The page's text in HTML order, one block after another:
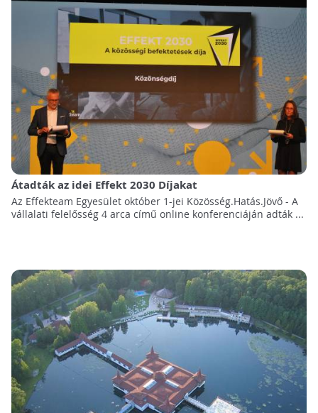
Átadták az idei Effekt 2030 Díjakat
Az Effekteam Egyesület október 1-jei Közösség.Hatás.Jövő - A
vállalati felelősség 4 arca című online konferenciáján adták ...